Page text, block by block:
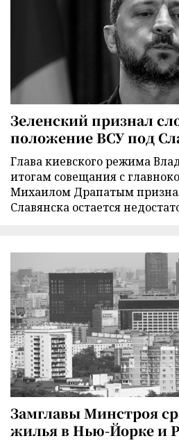
Зеленский признал
положение ВСУ под
Глава киевского режима
итогам совещания с
Михаилом Драпатым
Славянска остается
Замглавы Минстроя
жилья в Нью-Йорке и